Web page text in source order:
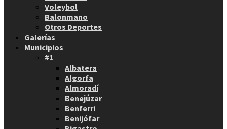
Voleybol
Balonmano
Otros Deportes
Galerías
Municipios
#1
Albatera
Algorfa
Almoradí
Benejúzar
Benferri
Benijófar